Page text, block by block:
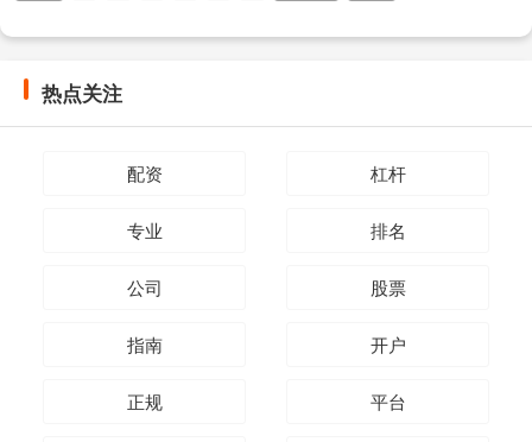
热点关注
配资 杠杆
专业 排名
公司 股票
指南 开户
正规 平台